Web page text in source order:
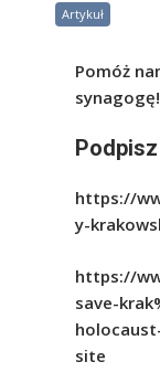
Artykuł
Pomóż
synagogę!
https://
y-
https://
save-
site